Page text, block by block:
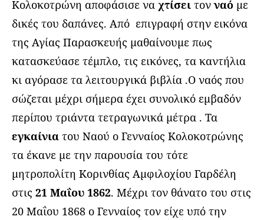
Κολοκοτρώνη αποφάσισε να χτίσει τονναό με
δικές του δαπάνες. Από επιγραφή στην εικόνα
της Αγίας Παρασκευής μαθαίνουμε πως
κατασκεύασε τέμπλο, τις εικόνες, τα καντήλια
κι αγόρασε τα λειτουργικά βιβλία .Ο ναός που
σώζεται μέχρι σήμερα έχει συνολικό εμβαδόν
περίπου τριάντα τετραγωνικά μέτρα . Τα
εγκαίνια του Ναού ο Γενναίος Κολοκοτρώνης
τα έκανε με την παρουσία του τότε
μητροπολίτη Κορινθίας Αμφιλοχίου Γαρδέλη
στις 21 Μαΐου 1862. Μέχρι τον θάνατο του στις
20 Μαΐου 1868 ο Γενναίος τον είχε υπό την